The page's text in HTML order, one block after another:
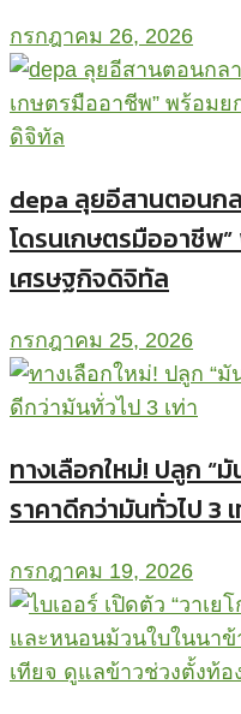
กรกฎาคม 26, 2026
depa ลุยอีสานตอนก
โดรนเกษตรมืออาชีพ
เศรษฐกิจดิจิทัล
กรกฎาคม 25, 2026
ทางเลือกใหม่! ปลูก “
ราคาดีกว่ามันทั่วไป 3
กรกฎาคม 19, 2026